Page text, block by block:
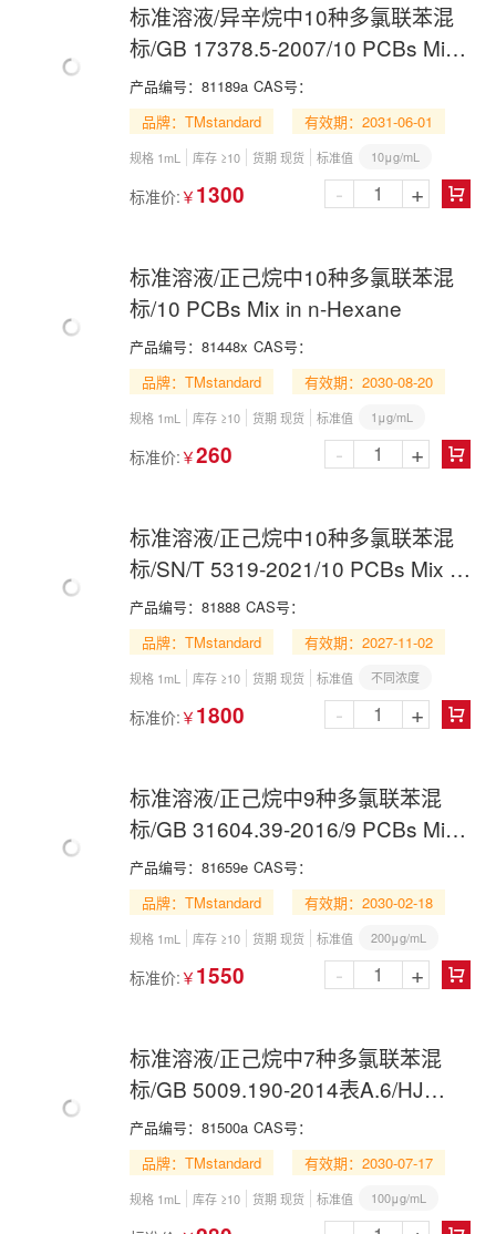
标准溶液/异辛烷中10种多氯联苯混
标/GB 17378.5-2007/10 PCBs Mix
in Isooctane
产品编号： 81189a CAS号：
品牌：TMstandard
有效期：2031-06-01
规格 1mL 库存 ≥10 货期 现货 标准值 10μg/mL
标准价: ￥ 1300 
- +
标准溶液/正己烷中10种多氯联苯混
标/10 PCBs Mix in n-Hexane
产品编号： 81448x CAS号：
品牌：TMstandard
有效期：2030-08-20
规格 1mL 库存 ≥10 货期 现货 标准值 1μg/mL
标准价: ￥260 
- +
标准溶液/正己烷中10种多氯联苯混
标/SN/T 5319-2021/10 PCBs Mix in
n-Hexane
产品编号： 81888 CAS号：
品牌：TMstandard
有效期：2027-11-02
规格 1mL 库存 ≥10 货期 现货 标准值 不同浓度
标准价: ￥ 1800 
- +
标准溶液/正己烷中9种多氯联苯混
标/GB 31604.39-2016/9 PCBs Mix
in n-Hexane
产品编号： 81659e CAS号：
品牌：TMstandard
有效期：2030-02-18
规格 1mL 库存 ≥10 货期 现货 标准值 200μg/mL
标准价: ￥ 1550 
- +
标准溶液/正己烷中7种多氯联苯混
标/GB 5009.190-2014表A.6/HJ
783-2016/7 PCBs Mix in n-Hexane
产品编号： 81500a CAS号：
品牌：TMstandard
有效期：2030-07-17
规格 1mL 库存 ≥10 货期 现货 标准值 100μg/mL